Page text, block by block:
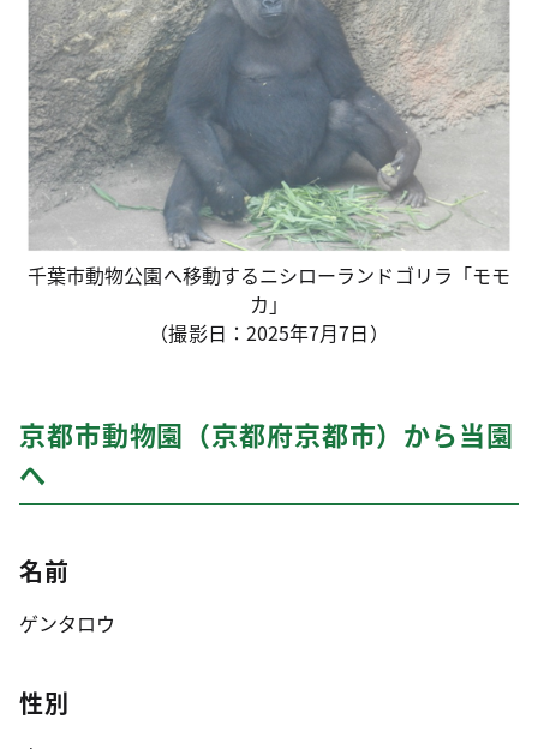
千葉市動物公園へ移動するニシローランドゴリラ「モモ
カ」
（撮影日：2025年7月7日）
京都市動物園（京都府京都市）から当園
へ
名前
ゲンタロウ
性別